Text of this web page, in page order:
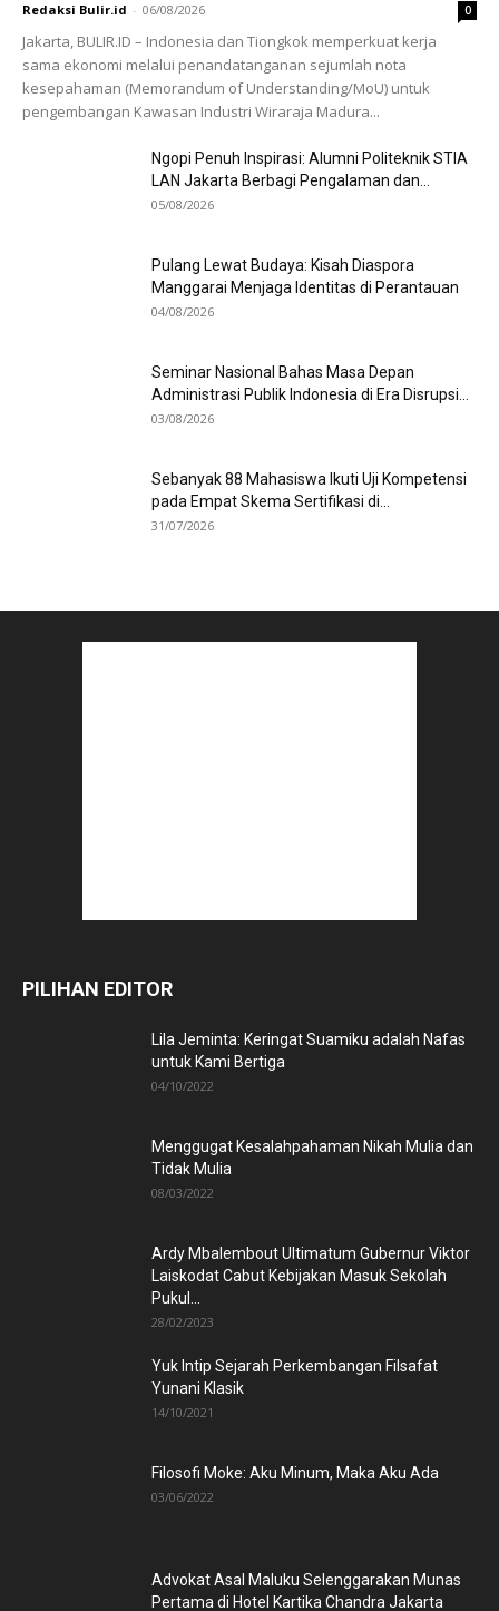
Redaksi Bulir.id - 06/08/2026 0
Jakarta, BULIR.ID – Indonesia dan Tiongkok memperkuat kerja
sama ekonomi melalui penandatanganan sejumlah nota
kesepahaman (Memorandum of Understanding/MoU) untuk
pengembangan Kawasan Industri Wiraraja Madura...
Ngopi Penuh Inspirasi: Alumni Politeknik STIA
LAN Jakarta Berbagi Pengalaman dan...
05/08/2026
Pulang Lewat Budaya: Kisah Diaspora
Manggarai Menjaga Identitas di Perantauan
04/08/2026
Seminar Nasional Bahas Masa Depan
Administrasi Publik Indonesia di Era Disrupsi...
03/08/2026
Sebanyak 88 Mahasiswa Ikuti Uji Kompetensi
pada Empat Skema Sertifikasi di...
31/07/2026
PILIHAN EDITOR
Lila Jeminta: Keringat Suamiku adalah Nafas
untuk Kami Bertiga
04/10/2022
Menggugat Kesalahpahaman Nikah Mulia dan
Tidak Mulia
08/03/2022
Ardy Mbalembout Ultimatum Gubernur Viktor
Laiskodat Cabut Kebijakan Masuk Sekolah
Pukul...
28/02/2023
Yuk Intip Sejarah Perkembangan Filsafat
Yunani Klasik
14/10/2021
Filosofi Moke: Aku Minum, Maka Aku Ada
03/06/2022
Advokat Asal Maluku Selenggarakan Munas
Pertama di Hotel Kartika Chandra Jakarta